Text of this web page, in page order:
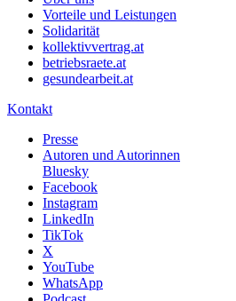
Vorteile und Leistungen
Solidarität
kollektivvertrag.at
betriebsraete.at
gesundearbeit.at
Kontakt
Presse
Autoren und Autorinnen
Bluesky
Facebook
Instagram
LinkedIn
TikTok
X
YouTube
WhatsApp